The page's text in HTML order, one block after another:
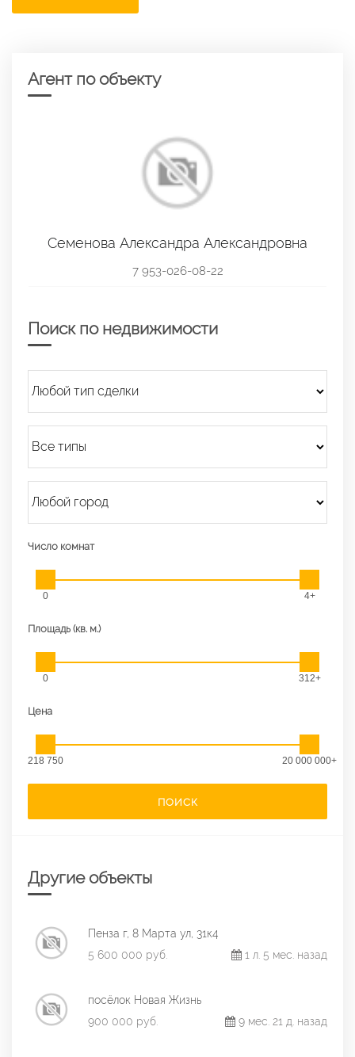
Агент по объекту
Семенова Александра Александровна
7 953-026-08-22
Поиск по недвижимости
Число комнат
0 4+
Площадь (кв. м.)
0 312+
Цена
218 750 20 000 000+
ПОИСК
Другие объекты
Пенза г, 8 Марта ул, 31к4
5 600 000 руб.
1 л. 5 мес. назад
посёлок Новая Жизнь
900 000 руб.
9 мес. 21 д. назад